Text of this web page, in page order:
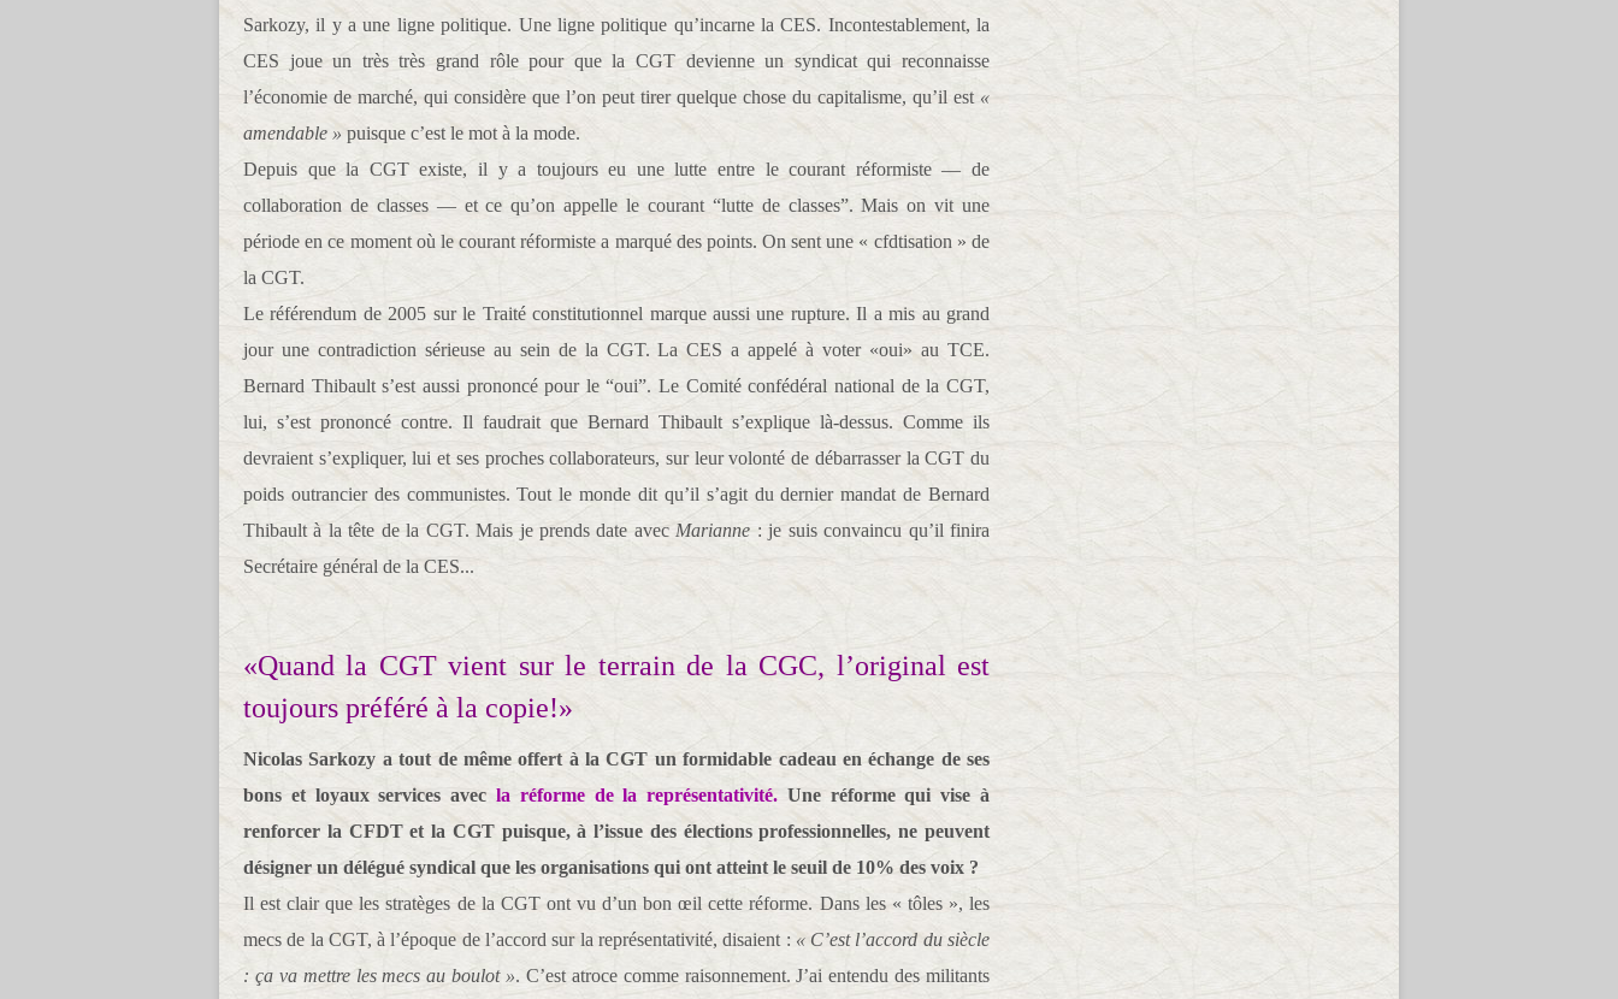
Sarkozy, il y a une ligne politique. Une ligne politique qu’incarne la CES. Incontestablement, la
CES joue un très très grand rôle pour que la CGT devienne un syndicat qui reconnaisse
l’économie de marché, qui considère que l’on peut tirer quelque chose du capitalisme, qu’il est «
amendable » puisque c’est le mot à la mode.
Depuis que la CGT existe, il y a toujours eu une lutte entre le courant réformiste — de
collaboration de classes — et ce qu’on appelle le courant “lutte de classes”. Mais on vit une
période en ce moment où le courant réformiste a marqué des points. On sent une « cfdtisation » de
la CGT.
Le référendum de 2005 sur le Traité constitutionnel marque aussi une rupture. Il a mis au grand
jour une contradiction sérieuse au sein de la CGT. La CES a appelé à voter «oui» au TCE.
Bernard Thibault s’est aussi prononcé pour le “oui”. Le Comité confédéral national de la CGT,
lui, s’est prononcé contre. Il faudrait que Bernard Thibault s’explique là-dessus. Comme ils
devraient s’expliquer, lui et ses proches collaborateurs, sur leur volonté de débarrasser la CGT du
poids outrancier des communistes. Tout le monde dit qu’il s’agit du dernier mandat de Bernard
Thibault à la tête de la CGT. Mais je prends date avec Marianne : je suis convaincu qu’il finira
Secrétaire général de la CES...
«Quand la CGT vient sur le terrain de la CGC, l’original est
toujours préféré à la copie!»
Nicolas Sarkozy a tout de même offert à la CGT un formidable cadeau en échange de ses
bons et loyaux services avec la réforme de la représentativité. Une réforme qui vise à
renforcer la CFDT et la CGT puisque, à l’issue des élections professionnelles, ne peuvent
désigner un délégué syndical que les organisations qui ont atteint le seuil de 10% des voix ?
Il est clair que les stratèges de la CGT ont vu d’un bon œil cette réforme. Dans les « tôles », les
mecs de la CGT, à l’époque de l’accord sur la représentativité, disaient : « C’est l’accord du siècle
: ça va mettre les mecs au boulot ». C’est atroce comme raisonnement. J’ai entendu des militants